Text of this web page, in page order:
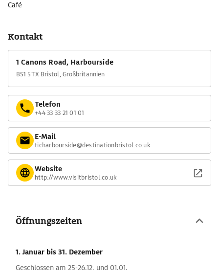
Café
Kontakt
1 Canons Road, Harbourside
BS1 5TX Bristol, Großbritannien
Telefon
+44 33 33 21 01 01
E-Mail
ticharbourside@destinationbristol.co.uk
Website
http://www.visitbristol.co.uk
Öffnungszeiten
1. Januar bis 31. Dezember
Geschlossen am 25-26.12. und 01.01.